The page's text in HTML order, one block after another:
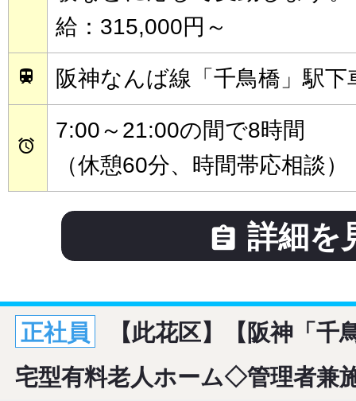
給：315,000円～
 阪神なんば線「千鳥橋」駅下

7:00～21:00の間で8時間
（休憩60分、時間帯応相談）
 詳細を
正社員
【此花区】【阪神「
宅型有料老人ホーム◇管理者兼